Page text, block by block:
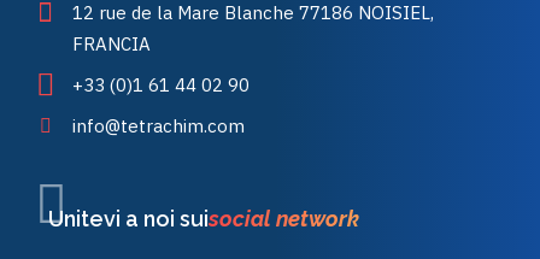
12 rue de la Mare Blanche 77186 NOISIEL,
FRANCIA
+33 (0)1 61 44 02 90
info@tetrachim.com
Unitevi a noi suisocial network